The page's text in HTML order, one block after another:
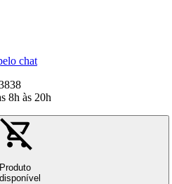
chat
8h às 20h
Produto